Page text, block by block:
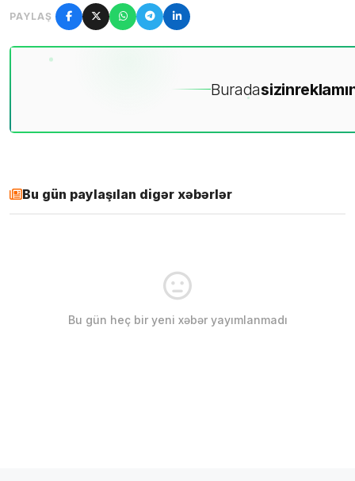
PAYLAŞ
Buradasizin
Bu gün paylaşılan digər xəbərlər
Bu gün heç bir yeni xəbər yayımlanmadı